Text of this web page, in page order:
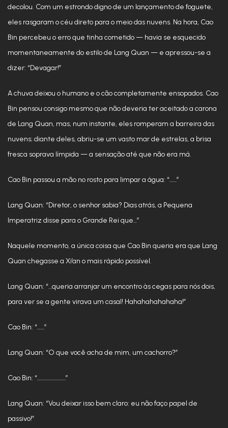
decolou. Com um estrondo digno de um lançamento de foguete,
eles rasgaram o céu direto para o meio das nuvens. Na hora, Cao
Bin percebeu o erro que tinha cometido — havia se esquecido
momentaneamente do estilo de Lang Quan — e apressou-se a
dizer: “Devagar!”
A chuva deixou o humano e o cão completamente ensopados. Cao
Bin pensou consigo mesmo que não deveria ter aceitado a carona
de Lang Quan, mas, num instante, eles romperam a barreira das
nuvens; diante deles, abriu-se um vasto mar de estrelas, a brisa
fresca soprava límpida — a sensação até que não era má.
Cao Bin passou a mão no rosto para limpar a água: “……”
Lang Quan: “Diretor, o senhor sabia? Dias atrás, a Pequena
Imperatriz disse para o Grande Rei que…”
Naquele momento, a única coisa que Cao Bin queria era que Lang
Quan chegasse a Xi’an o mais rápido possível.
Lang Quan: “…queria arranjar um encontro às cegas para nós dois,
para ver se a gente virava um casal! Hahahahahahaha!”
Cao Bin: “……”
Lang Quan: “O que você acha de mim, um cachorro?”
Cao Bin: “……………………”
Lang Quan: “Vou deixar isso bem claro: eu não faço papel de
passivo!”